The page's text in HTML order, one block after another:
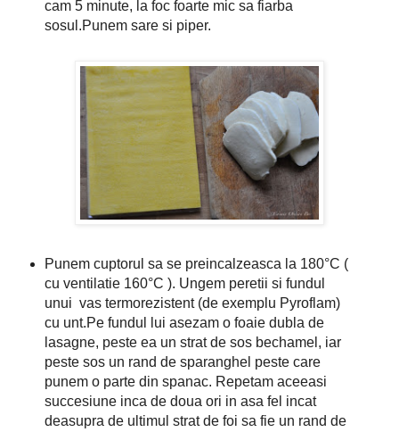
cam 5 minute, la foc foarte mic sa fiarba
sosul.Punem sare si piper.
Punem cuptorul sa se preincalzeasca la 180°C (
cu ventilatie 160°C ). Ungem peretii si fundul
unui vas termorezistent (de exemplu Pyroflam)
cu unt.Pe fundul lui asezam o foaie dubla de
lasagne, peste ea un strat de sos bechamel, iar
peste sos un rand de sparanghel peste care
punem o parte din spanac. Repetam aceeasi
succesiune inca de doua ori in asa fel incat
deasupra de ultimul strat de foi sa fie un rand de